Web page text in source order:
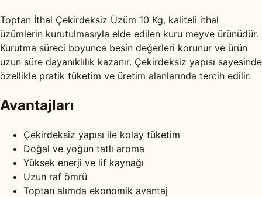
Toptan İthal Çekirdeksiz Üzüm 10 Kg, kaliteli ithal
üzümlerin kurutulmasıyla elde edilen kuru meyve ürünüdür.
Kurutma süreci boyunca besin değerleri korunur ve ürün
uzun süre dayanıklılık kazanır. Çekirdeksiz yapısı sayesinde
özellikle pratik tüketim ve üretim alanlarında tercih edilir.
Avantajları
Çekirdeksiz yapısı ile kolay tüketim
Doğal ve yoğun tatlı aroma
Yüksek enerji ve lif kaynağı
Uzun raf ömrü
Toptan alımda ekonomik avantaj